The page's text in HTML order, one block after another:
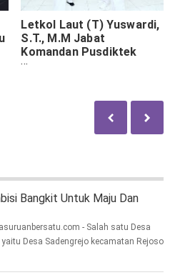
Letkol Laut (T) Yuswardi,
S.T., M.M Jabat
Komandan Pusdiktek
Kodiklatal
Bangkit Untuk Maju Dan
- Salah satu Desa
Desa Sadengrejo kecamatan Rejoso